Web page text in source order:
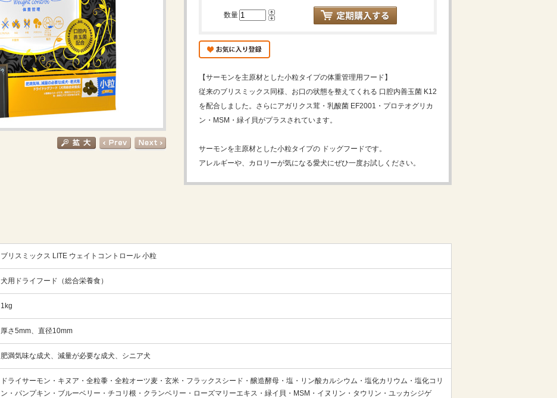
数量
【サーモンを主原材とした小粒タイプの体重管理用フード】
従来のブリスミックス同様、お口の状態を整えてくれる 口腔内善玉菌 K12
を配合しました。さらにアガリクス茸・乳酸菌 EF2001・プロテオグリカ
ン・MSM・緑イ貝がプラスされています。
サーモンを主原材とした小粒タイプの ドッグフードです。
アレルギーや、カロリーが気になる愛犬にぜひ一度お試しください。
ブリスミックス LITE ウェイトコントロール 小粒
犬用ドライフード（総合栄養食）
1kg
厚さ5mm、直径10mm
肥満気味な成犬、減量が必要な成犬、シニア犬
ドライサーモン・キヌア・全粒黍・全粒オーツ麦・玄米・フラックスシード・醸造酵母・塩・リン酸カルシウム・塩化カリウム・塩化コリ
ン・パンプキン・ブルーベリー・チコリ根・クランベリー・ローズマリーエキス・緑イ貝・MSM・イヌリン・タウリン・ユッカシジゲ